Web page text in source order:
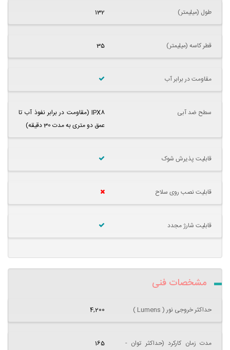
طول (میلیمتر) 132
قطر کاسه (میلیمتر) 35
مقاومت در برابر آب
سطح ضد آبی
IPX8 (مقاومت در برابر نفوذ آب تا
عمق دو متری به مدت 30 دقیقه)
قابلیت پذیرش شوک
قابلیت نصب روی سلاح
قابلیت شارژ مجدد
مشخصات فنی
حداکثر خروجی نور ( Lumens ) 4,200
مدت زمان کارکرد (حداکثر توان -
165